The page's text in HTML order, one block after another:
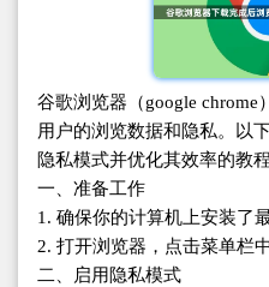
谷歌浏览器（google
用户的浏览数据和隐私。以
隐私模式并优化其效率的教程
一、准备工作
1. 确保你的计算机上安装了
2. 打开浏览器，点击菜单栏
二、启用隐私模式